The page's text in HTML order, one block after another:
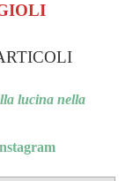
lucina nella